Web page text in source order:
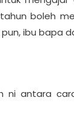
boleh
ibu bapa
ni antara